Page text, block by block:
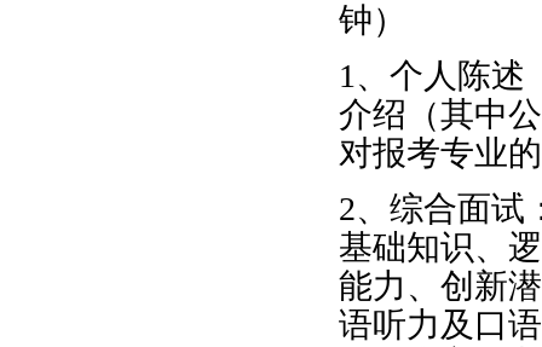
钟）
1 、个人陈述
介绍（其中
对报考专业
2、综合面试
基础知识、
能力、创新
语听力及口